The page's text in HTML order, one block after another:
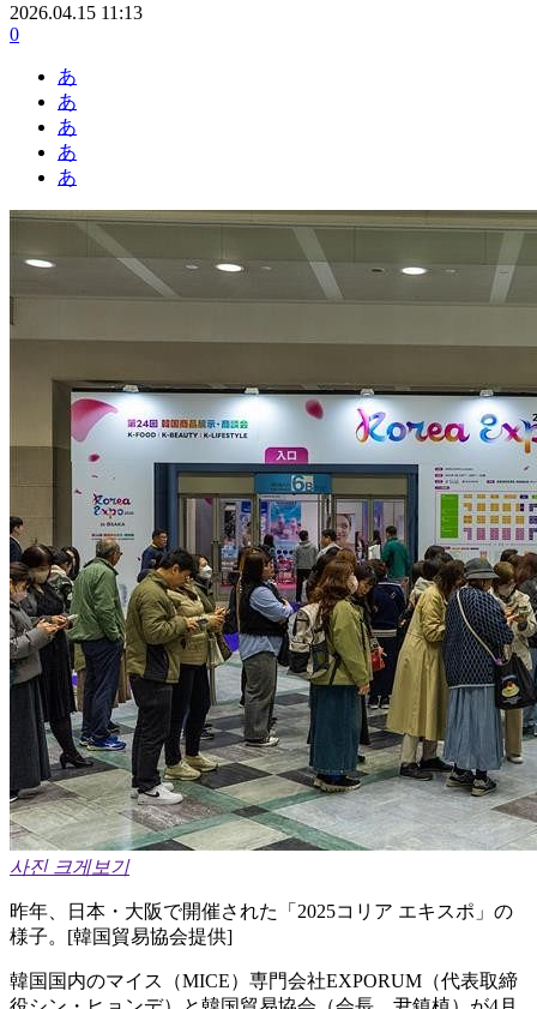
2026.04.15 11:13
0
あ
あ
あ
あ
あ
사진 크게보기
昨年、日本・大阪で開催された「2025コリア エキスポ」の
様子。[韓国貿易協会提供]
韓国国内のマイス（MICE）専門会社EXPORUM（代表取締